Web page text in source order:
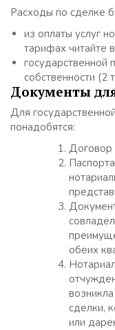
Расходы по сделке
из оплаты услуг
тарифах читайте
государственной
собственности (2
Документы
Для
понадобятся:
Договор
обеих
сделки,
или